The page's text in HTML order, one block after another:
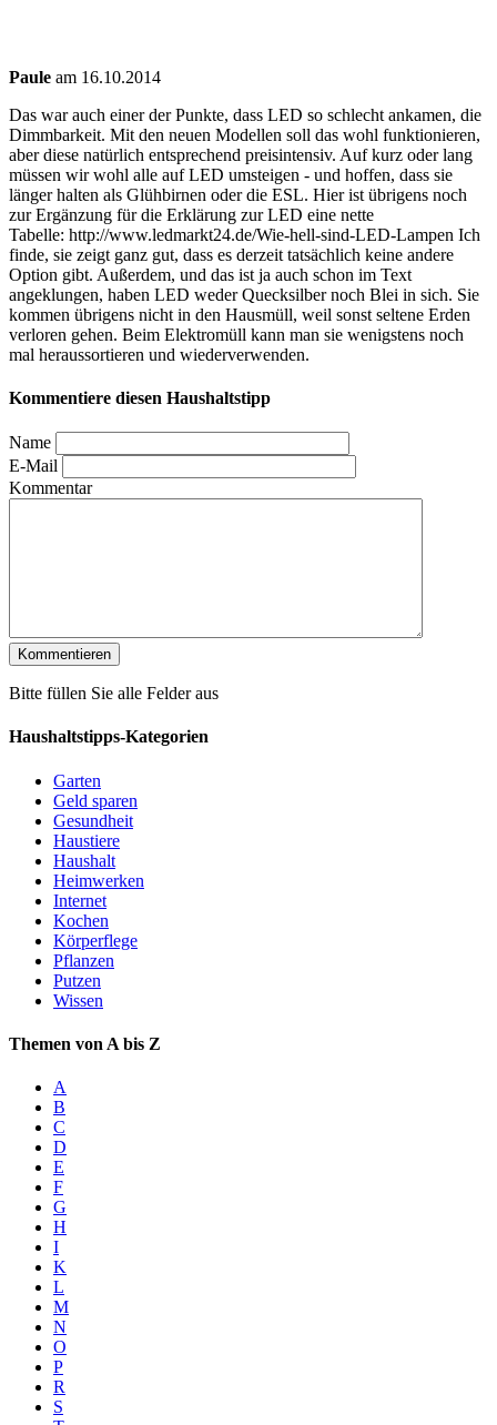
Paule am 16.10.2014
Das war auch einer der Punkte, dass LED so schlecht ankamen, die
Dimmbarkeit. Mit den neuen Modellen soll das wohl funktionieren,
aber diese natürlich entsprechend preisintensiv. Auf kurz oder lang
müssen wir wohl alle auf LED umsteigen - und hoffen, dass sie
länger halten als Glühbirnen oder die ESL. Hier ist übrigens noch
zur Ergänzung für die Erklärung zur LED eine nette
Tabelle: http://www.ledmarkt24.de/Wie-hell-sind-LED-Lampen Ich
finde, sie zeigt ganz gut, dass es derzeit tatsächlich keine andere
Option gibt. Außerdem, und das ist ja auch schon im Text
angeklungen, haben LED weder Quecksilber noch Blei in sich. Sie
kommen übrigens nicht in den Hausmüll, weil sonst seltene Erden
verloren gehen. Beim Elektromüll kann man sie wenigstens noch
mal heraussortieren und wiederverwenden.
Kommentiere diesen Haushaltstipp
Name
E-Mail
Kommentar
Bitte füllen Sie alle Felder aus
Haushaltstipps-Kategorien
Garten
Geld sparen
Gesundheit
Haustiere
Haushalt
Heimwerken
Internet
Kochen
Körperflege
Pflanzen
Putzen
Wissen
Themen von A bis Z
A
B
C
D
E
F
G
H
I
K
L
M
N
O
P
R
S